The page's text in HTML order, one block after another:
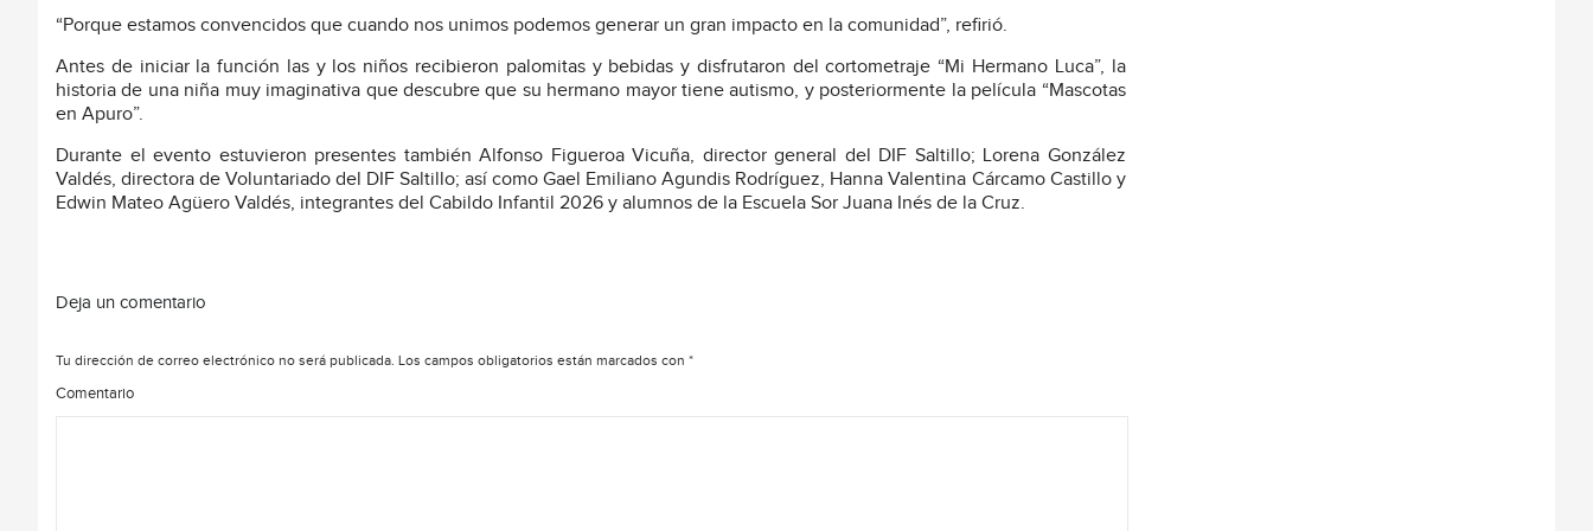
“Porque estamos convencidos que cuando nos unimos podemos generar un gran impacto en la comunidad”, refirió.
Antes de iniciar la función las y los niños recibieron palomitas y bebidas y disfrutaron del cortometraje “Mi Hermano Luca”, la
historia de una niña muy imaginativa que descubre que su hermano mayor tiene autismo, y posteriormente la película “Mascotas
en Apuro”.
Durante el evento estuvieron presentes también Alfonso Figueroa Vicuña, director general del DIF Saltillo; Lorena González
Valdés, directora de Voluntariado del DIF Saltillo; así como Gael Emiliano Agundis Rodríguez, Hanna Valentina Cárcamo Castillo y
Edwin Mateo Agüero Valdés, integrantes del Cabildo Infantil 2026 y alumnos de la Escuela Sor Juana Inés de la Cruz.
Deja un comentario
Tu dirección de correo electrónico no será publicada. Los campos obligatorios están marcados con *
Comentario